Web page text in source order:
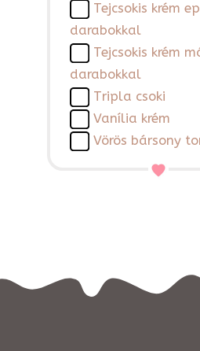
Tejcsokis krém
darabokkal
Tejcsokis krém
darabokkal
Tripla csoki
Vanília krém
Vörös bársony